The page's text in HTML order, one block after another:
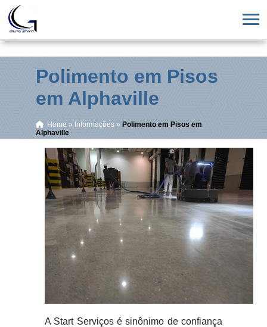
Polimento em Pisos
em Alphaville
Home » Informações » Polimento em Pisos em
Alphaville
A Start Serviços é sinônimo de confiança